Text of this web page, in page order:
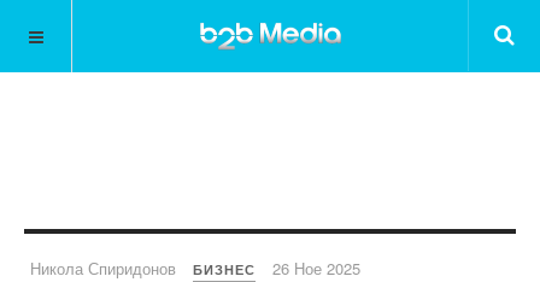
Никола Спиридонов БИЗНЕС 26 Ное 2025